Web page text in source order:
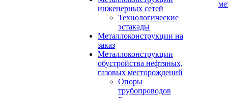
инженерных сетей
Технологические
эстакады
Металлоконструкции на
заказ
Металлоконструкции
обустройства нефтяных,
газовых месторождений
Опоры
трубопроводов